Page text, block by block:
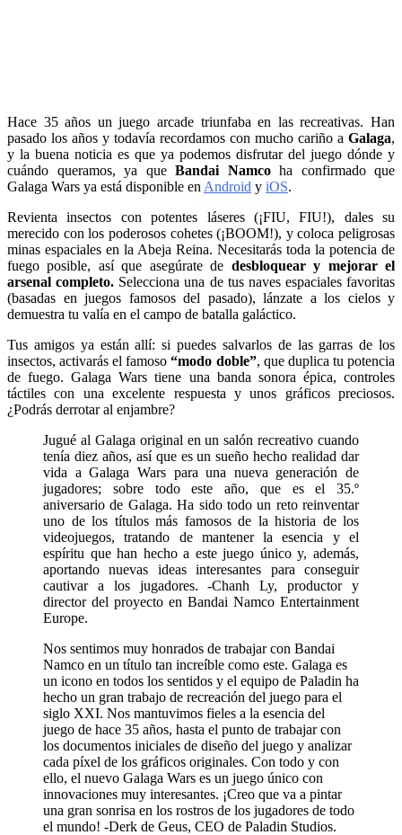
Hace 35 años un juego arcade triunfaba en las recreativas. Han
pasado los años y todavía recordamos con mucho cariño a Galaga,
y la buena noticia es que ya podemos disfrutar del juego dónde y
cuándo queramos, ya que Bandai Namcoha confirmado que
Galaga Wars ya está disponible en Android y iOS.
Revienta insectos con potentes láseres (¡FIU, FIU!), dales su
merecido con los poderosos cohetes (¡BOOM!), y coloca peligrosas
minas espaciales en la Abeja Reina. Necesitarás toda la potencia de
fuego posible, así que asegúrate de desbloquear y mejorar el
arsenal completo. Selecciona una de tus naves espaciales favoritas
(basadas en juegos famosos del pasado), lánzate a los cielos y
demuestra tu valía en el campo de batalla galáctico.
Tus amigos ya están allí: si puedes salvarlos de las garras de los
insectos, activarás el famoso“modo doble”, que duplica tu potencia
de fuego. Galaga Wars tiene una banda sonora épica, controles
táctiles con una excelente respuesta y unos gráficos preciosos.
¿Podrás derrotar al enjambre?
Jugué al Galaga original en un salón recreativo cuando
tenía diez años, así que es un sueño hecho realidad dar
vida a Galaga Wars para una nueva generación de
jugadores; sobre todo este año, que es el 35.º
aniversario de Galaga. Ha sido todo un reto reinventar
uno de los títulos más famosos de la historia de los
videojuegos, tratando de mantener la esencia y el
espíritu que han hecho a este juego único y, además,
aportando nuevas ideas interesantes para conseguir
cautivar a los jugadores. -Chanh Ly, productor y
director del proyecto en Bandai Namco Entertainment
Europe.
Nos sentimos muy honrados de trabajar con Bandai
Namco en un título tan increíble como este. Galaga es
un icono en todos los sentidos y el equipo de Paladin ha
hecho un gran trabajo de recreación del juego para el
siglo XXI. Nos mantuvimos fieles a la esencia del
juego de hace 35 años, hasta el punto de trabajar con
los documentos iniciales de diseño del juego y analizar
cada píxel de los gráficos originales. Con todo y con
ello, el nuevo Galaga Wars es un juego único con
innovaciones muy interesantes. ¡Creo que va a pintar
una gran sonrisa en los rostros de los jugadores de todo
el mundo! -Derk de Geus, CEO de Paladin Studios.